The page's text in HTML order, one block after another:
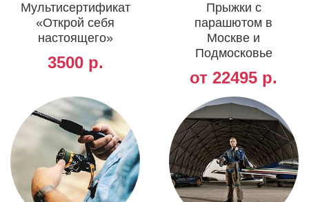
Мультисертификат
«Открой себя
настоящего»
3500 р.
Прыжки с
парашютом в
Москве и
Подмосковье
от 22495 р.